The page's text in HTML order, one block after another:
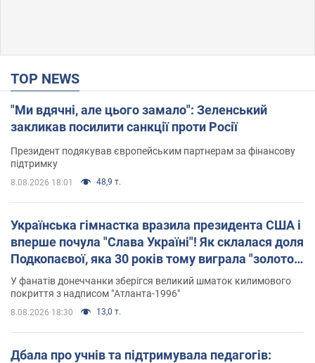
TOP NEWS
"Ми вдячні, але цього замало": Зеленський
закликав посилити санкції проти Росії
Президент подякував європейським партнерам за фінансову
підтримку
8.08.2026 18:01 48,9 т.
Українська гімнастка вразила президента США і
вперше почула "Слава Україні"! Як склалася доля
Подкопаєвої, яка 30 років тому виграла "золото"
Олімпіади
У фанатів донеччанки зберігся великий шматок килимового
покриття з надписом "Атланта-1996"
8.08.2026 18:30 13,0 т.
Дбала про учнів та підтримувала педагогів: